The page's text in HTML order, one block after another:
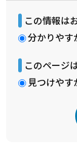
この情報は
分かりやす
このページ
見つけやす